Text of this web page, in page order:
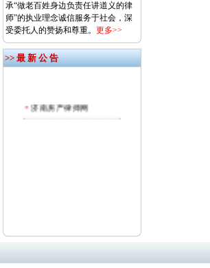
承“做老百姓身边负责任讲道义的律
师”的执业理念诚信服务于社会，深
受委托人的赞扬和尊重。 更多>>
>> 最 新 公 告